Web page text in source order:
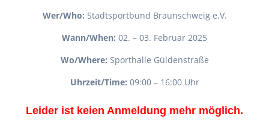
Wer/Who: Stadtsportbund Braunschweig e.V.
Wann/When: 02. – 03. Februar 2025
Wo/Where: Sporthalle Güldenstraße
Uhrzeit/Time: 09:00 – 16:00 Uhr
Leider ist keien Anmeldung mehr möglich.